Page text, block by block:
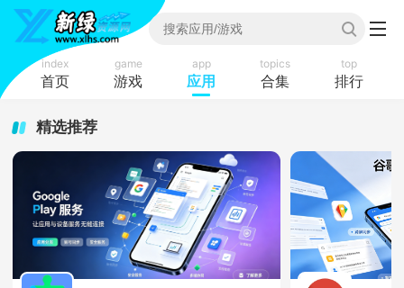
index
首页
game
游戏
app
应用
topics
合集
top
排行
精选推荐